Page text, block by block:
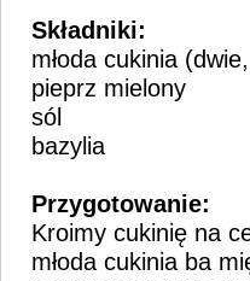
Składniki:
młoda cukinia
pieprz mielony
sól
bazylia
Przygotowanie:
Kroimy cukinię na
młoda cukinia ba